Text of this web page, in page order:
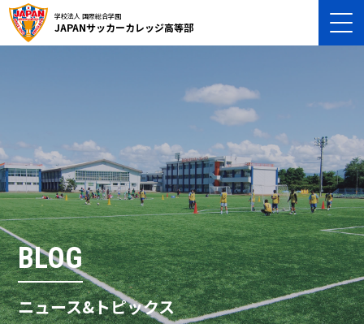
学校法人 国際総合学園
JAPANサッカーカレッジ高等部
BLOG
ニュース&トピックス